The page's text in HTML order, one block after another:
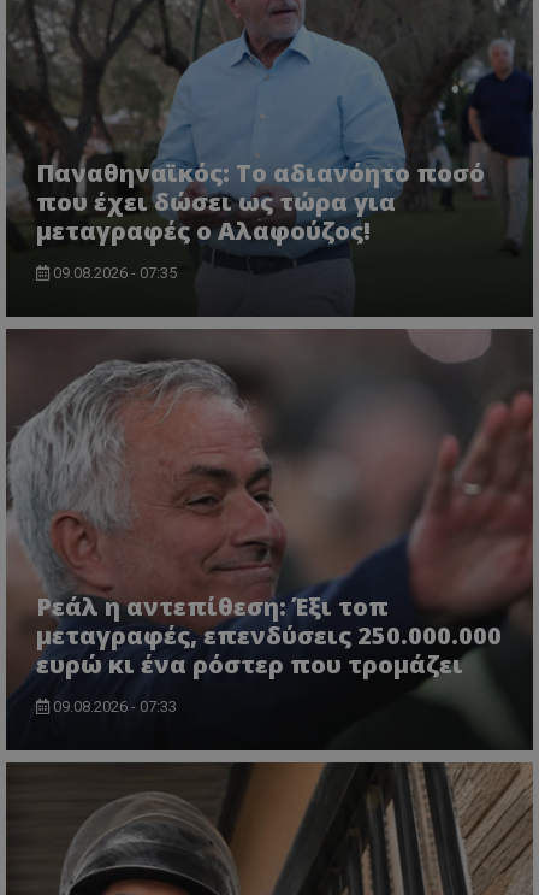
Παναθηναϊκός: Το αδιανόητο ποσό
που έχει δώσει ως τώρα για
μεταγραφές ο Αλαφούζος!
09.08.2026 - 07:35
Ρεάλ η αντεπίθεση: Έξι τοπ
μεταγραφές, επενδύσεις 250.000.000
ευρώ κι ένα ρόστερ που τρομάζει
09.08.2026 - 07:33